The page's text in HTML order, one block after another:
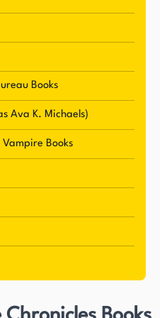
Schriftstellerin, die
Geschichte arbeitet, in
Michaels ist
und drei
alles liebt. Sie teilt ihr
pelzigen Begleitern,
und Jinx,
Wenn sie nicht
das Lesen, Schokolade
Romance-Serien ist
Genre mit ihrer
Serie
Books
Ava K. Michaels)
Vampire Books